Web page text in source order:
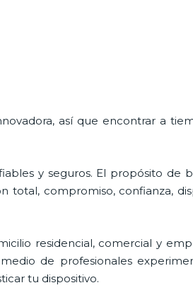
así que encontrar a
y seguros. El propósito de
total, compromiso, confianza,
residencial, comercial y
de profesionales
tu dispositivo.